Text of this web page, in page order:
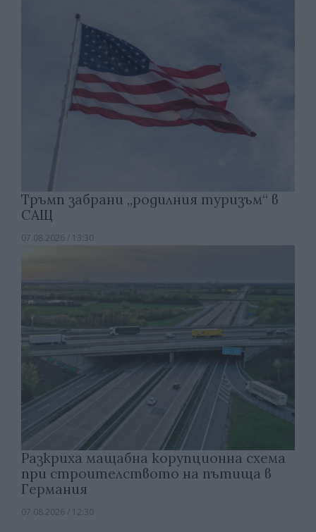
Тръмп забрани „родилния туризъм“ в
САЩ
07.08.2026 / 13:30
Разкриха мащабна корупционна схема
при строителството на пътища в
Германия
07.08.2026 / 12:30